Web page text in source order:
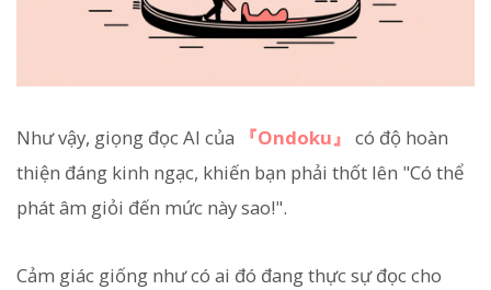
Như vậy, giọng đọc AI của 『Ondoku』 có độ hoàn
thiện đáng kinh ngạc, khiến bạn phải thốt lên "Có thể
phát âm giỏi đến mức này sao!".
Cảm giác giống như có ai đó đang thực sự đọc cho